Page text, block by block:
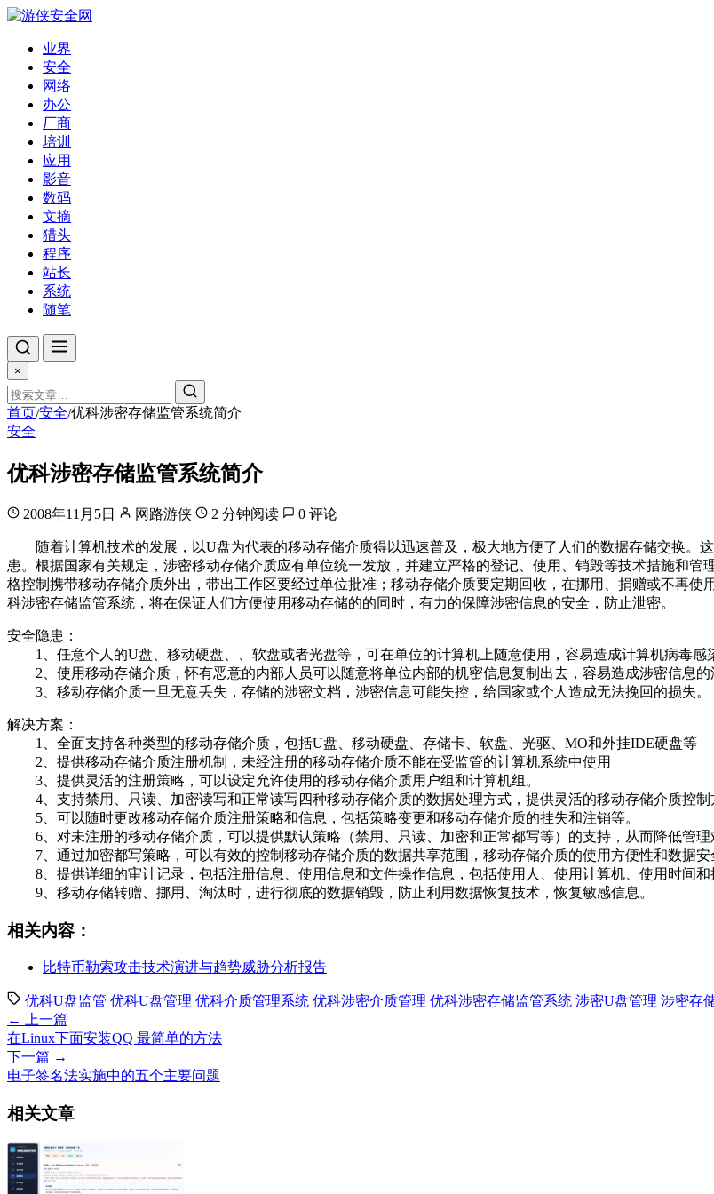
业界
安全
网络
办公
厂商
培训
应用
影音
数码
文摘
猎头
程序
站长
系统
随笔
×
首页/安全/优科涉密存储监管系统简介
安全
优科涉密存储监管系统简介
2008年11月5日 网路游侠 2 分钟阅读 0 评论
随着计算机技术的发展，以U盘为代表的移动存储介质得以迅速普及，极大地方便了人们的数据存储交换。
患。根据国家有关规定，涉密移动存储介质应有单位统一发放，并建立严格的登记、使用、销毁等技术措施和
格控制携带移动存储介质外出，带出工作区要经过单位批准；移动存储介质要定期回收，在挪用、捐赠或不再
科涉密存储监管系统，将在保证人们方便使用移动存储的的同时，有力的保障涉密信息的安全，防止泄密。
安全隐患：
1、任意个人的U盘、移动硬盘、、软盘或者光盘等，可在单位的计算机上随意使用，容易造成计算机病毒感
2、使用移动存储介质，怀有恶意的内部人员可以随意将单位内部的机密信息复制出去，容易造成涉密信息的
3、移动存储介质一旦无意丢失，存储的涉密文档，涉密信息可能失控，给国家或个人造成无法挽回的损失。
解决方案：
1、全面支持各种类型的移动存储介质，包括U盘、移动硬盘、存储卡、软盘、光驱、MO和外挂IDE硬盘等
2、提供移动存储介质注册机制，未经注册的移动存储介质不能在受监管的计算机系统中使用
3、提供灵活的注册策略，可以设定允许使用的移动存储介质用户组和计算机组。
4、支持禁用、只读、加密读写和正常读写四种移动存储介质的数据处理方式，提供灵活的移动存储介质控制
5、可以随时更改移动存储介质注册策略和信息，包括策略变更和移动存储介质的挂失和注销等。
6、对未注册的移动存储介质，可以提供默认策略（禁用、只读、加密和正常都写等）的支持，从而降低管理
7、通过加密都写策略，可以有效的控制移动存储介质的数据共享范围，移动存储介质的使用方便性和数据安
8、提供详细的审计记录，包括注册信息、使用信息和文件操作信息，包括使用人、使用计算机、使用时间和
9、移动存储转赠、挪用、淘汰时，进行彻底的数据销毁，防止利用数据恢复技术，恢复敏感信息。
相关内容：
比特币勒索攻击技术演进与趋势威胁分析报告
优科U盘监管 优科U盘管理 优科介质管理系统 优科涉密介质管理 优科涉密存储监管系统 涉密U盘管理 涉密存
← 上一篇
在Linux下面安装QQ 最简单的方法
下一篇 →
电子签名法实施中的五个主要问题
相关文章